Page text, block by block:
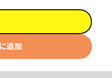
追加